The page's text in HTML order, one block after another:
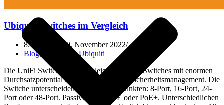
Ubiquiti Switches im Vergleich
8. März 20229. November 2022
Blog, ,Ubiquiti
Die UniFi Switch Serie sind leistungsstarke Switches mit enormen
Durchsatzpotential und umfangreichem Sicherheitsmanagement. Die
Switche unterscheiden sich in vielen Punkten: 8-Port, 16-Port, 24-
Port oder 48-Port. Passives PoE, PoE oder PoE+. Unterschiedlichen